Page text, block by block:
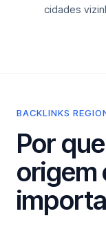
cidades
BACKLINKS
Por
origem